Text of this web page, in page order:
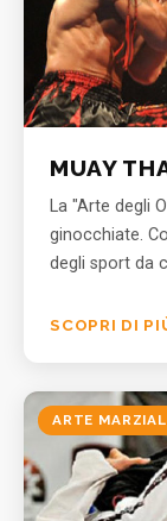
MUAY
La "Arte degli
ginocchiate.
degli sport da
SCOPRI DI
ARTE